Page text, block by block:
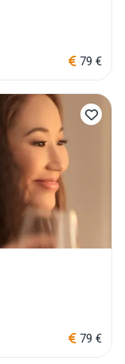
79 €
79 €